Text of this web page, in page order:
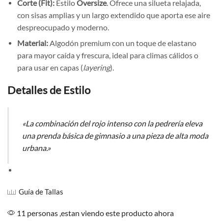
Corte (Fit): EstiloOversize. Ofrece una silueta relajada,
con sisas amplias y un largo extendido que aporta ese aire
despreocupado y moderno.
Material:Algodón premium con un toque de elastano
para mayor caída y frescura, ideal para climas cálidos o
para usar en capas (layering).
Detalles de Estilo
«La combinación del rojo intenso con la pedrería eleva
una prenda básica de gimnasio a una pieza de alta moda
urbana.»
Guía de Tallas
11 personas ,estan viendo este producto ahora